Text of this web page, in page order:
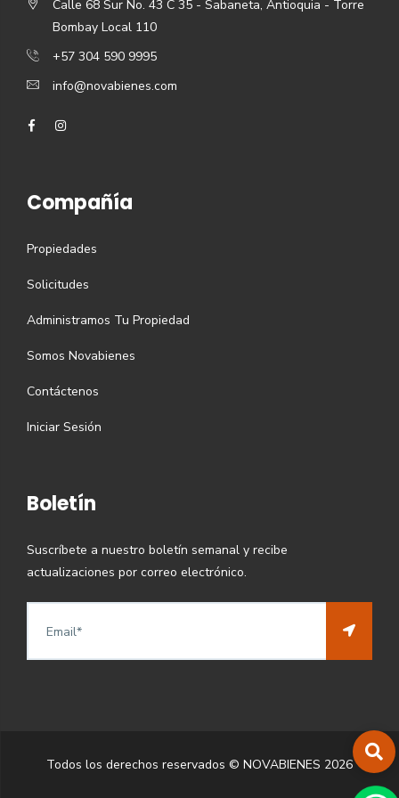
Calle 68 Sur No. 43 C 35 - Sabaneta, Antioquia - Torre
Bombay Local 110
+57 304 590 9995
info@novabienes.com
Compañía
Propiedades
Solicitudes
Administramos Tu Propiedad
Somos Novabienes
Contáctenos
Iniciar Sesión
Boletín
Suscríbete a nuestro boletín semanal y recibe
actualizaciones por correo electrónico.
Todos los derechos reservados © NOVABIENES 2026